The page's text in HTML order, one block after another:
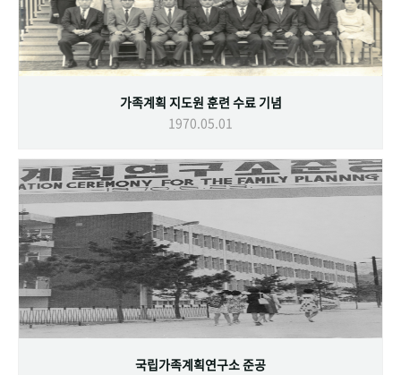
가족계획 지도원 훈련 수료 기념
1970.05.01
국립가족계획연구소 준공